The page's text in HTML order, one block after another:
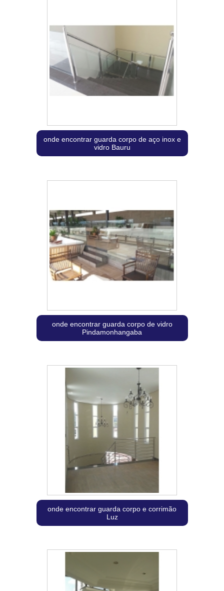
onde encontrar guarda corpo de aço inox e
vidro Bauru
onde encontrar guarda corpo de vidro
Pindamonhangaba
onde encontrar guarda corpo e corrimão
Luz